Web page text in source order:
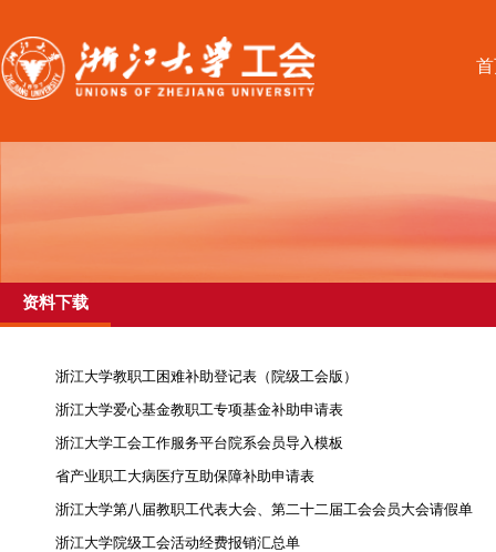
资料下载
浙江大学教职工困难补助登记表（院级工会版）
浙江大学爱心基金教职工专项基金补助申请表
浙江大学工会工作服务平台院系会员导入模板
省产业职工大病医疗互助保障补助申请表
浙江大学第八届教职工代表大会、第二十二届工会会员大会请假单
浙江大学院级工会活动经费报销汇总单